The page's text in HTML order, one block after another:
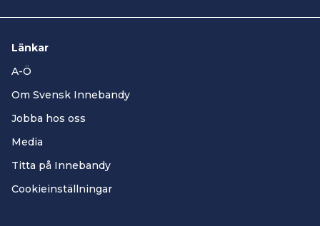
Länkar
A-Ö
Om Svensk Innebandy
Jobba hos oss
Media
Titta på Innebandy
Cookieinställningar